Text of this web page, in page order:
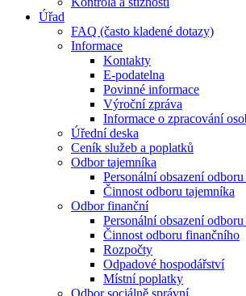
Úřad
FAQ (často kladené dotazy)
Informace
Kontakty
E-podatelna
Povinné informace
Výroční zpráva
Informace o zpracování
Úřední deska
Ceník služeb a poplatků
Odbor tajemníka
Personální obsazení
Činnost odboru tajemníka
Odbor finanční
Personální obsazení
Činnost odboru finančního
Rozpočty
Odpadové hospodářství
Místní poplatky
Odbor sociálně správní